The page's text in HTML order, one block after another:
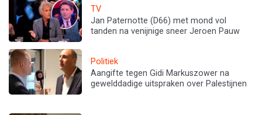
TV
Jan Paternotte (D66) met mond vol
tanden na venijnige sneer Jeroen Pauw
Politiek
Aangifte tegen Gidi Markuszower na
gewelddadige uitspraken over Palestijnen